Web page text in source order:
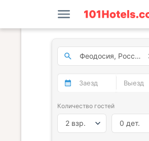
Количество гостей
2 взр. 0 дет.